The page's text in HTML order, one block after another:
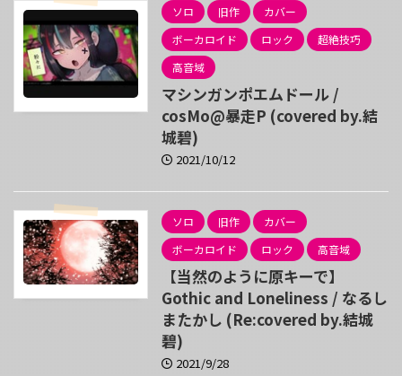
ソロ 旧作
カバー
ボーカロイド
ロック
超絶技巧
高音域
マシンガンポエムドール /
cosMo@暴走P (covered by.結
城碧)
2021/10/12
ソロ 旧作
カバー
ボーカロイド
ロック 高音域
【当然のように原キーで】
Gothic and Loneliness / なるし
またかし (Re:covered by.結城
碧)
2021/9/28